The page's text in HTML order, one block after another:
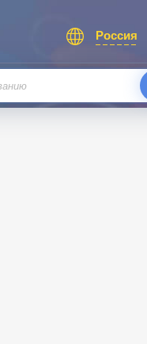
Россия